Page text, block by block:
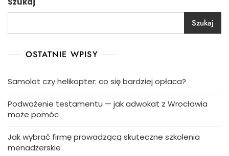
Szukaj
OSTATNIE WPISY
Samolot czy helikopter: co się bardziej opłaca?
Podważenie testamentu — jak adwokat z Wrocławia
może pomóc
Jak wybrać firmę prowadzącą skuteczne szkolenia
menadżerskie